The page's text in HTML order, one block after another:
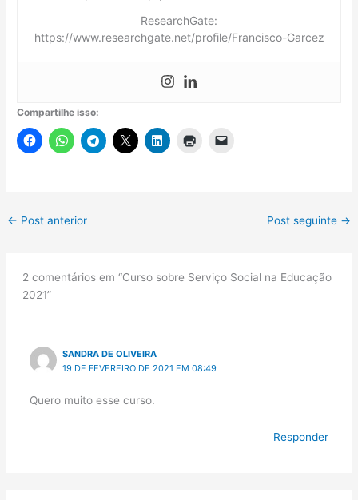
ResearchGate:
https://www.researchgate.net/profile/Francisco-Garcez
Compartilhe isso:
← Post anterior Post seguinte →
2 comentários em “Curso sobre Serviço Social na Educação
2021”
SANDRA DE OLIVEIRA
19 DE FEVEREIRO DE 2021 EM 08:49
Quero muito esse curso.
Responder